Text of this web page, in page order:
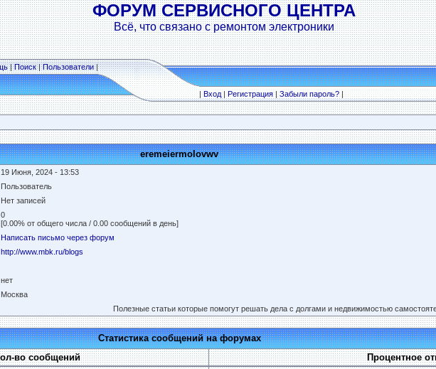
ФОРУМ СЕРВИСНОГО ЦЕНТРА
Всё, что связано с ремонтом электроники
|Поиск|Пользователи|
|Вход|Регистрация|Забыли пароль?|
eremeiermolovwv
19 Июня, 2024 - 13:53
Пользователь
Нет записей
0
[0.00% от общего числа / 0.00 сообщений в день]
Написать письмо через форум
http://www.mbk.ru/blogs
нет
Москва
Полезные статьи которые помогут решать дела с долгами и недвижимостью
Статистика сообщений на форумах
во сообщений
Процентное